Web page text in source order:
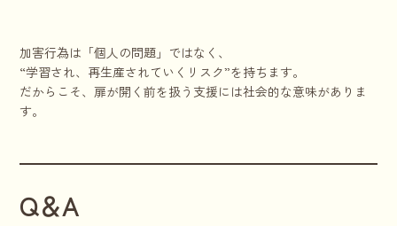
加害行為は「個人の問題」ではなく、
“学習され、再生産されていくリスク”を持ちます。
だからこそ、扉が開く前を扱う支援には社会的な意味がありま
す。
Q＆A